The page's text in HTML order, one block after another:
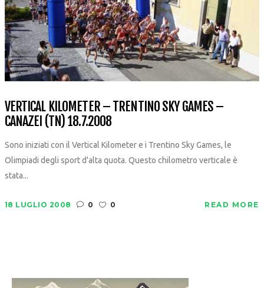
VERTICAL KILOMETER – TRENTINO SKY GAMES –
CANAZEI (TN) 18.7.2008
Sono iniziati con il Vertical Kilometer e i Trentino Sky Games, le
Olimpiadi degli sport d'alta quota. Questo chilometro verticale è
stata...
18 LUGLIO 2008 0 0 READ MORE